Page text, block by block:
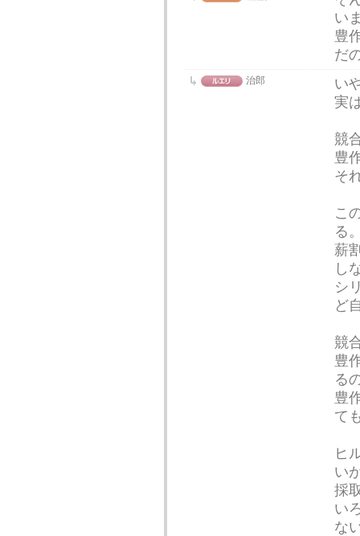
い
豊
だ
治郎
い
実
競
豊
そ
こ
る
薪
し
シ
ど
競
豊
る
豊
て
ヒ
い
採
い
な